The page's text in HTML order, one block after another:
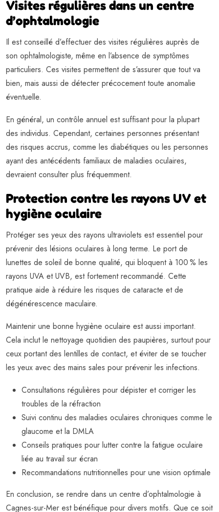
Visites régulières dans un centre
d’ophtalmologie
Il est conseillé d’effectuer des visites régulières auprès de
son ophtalmologiste, même en l’absence de symptômes
particuliers. Ces visites permettent de s’assurer que tout va
bien, mais aussi de détecter précocement toute anomalie
éventuelle.
En général, un contrôle annuel est suffisant pour la plupart
des individus. Cependant, certaines personnes présentant
des risques accrus, comme les diabétiques ou les personnes
ayant des antécédents familiaux de maladies oculaires,
devraient consulter plus fréquemment.
Protection contre les rayons UV et
hygiène oculaire
Protéger ses yeux des rayons ultraviolets est essentiel pour
prévenir des lésions oculaires à long terme. Le port de
lunettes de soleil de bonne qualité, qui bloquent à 100 % les
rayons UVA et UVB, est fortement recommandé. Cette
pratique aide à réduire les risques de cataracte et de
dégénérescence maculaire.
Maintenir une bonne hygiène oculaire est aussi important.
Cela inclut le nettoyage quotidien des paupières, surtout pour
ceux portant des lentilles de contact, et éviter de se toucher
les yeux avec des mains sales pour prévenir les infections.
Consultations régulières pour dépister et corriger les
troubles de la réfraction
Suivi continu des maladies oculaires chroniques comme le
glaucome et la DMLA
Conseils pratiques pour lutter contre la fatigue oculaire
liée au travail sur écran
Recommandations nutritionnelles pour une vision optimale
En conclusion, se rendre dans un centre d’ophtalmologie à
Cagnes-sur-Mer est bénéfique pour divers motifs. Que ce soit